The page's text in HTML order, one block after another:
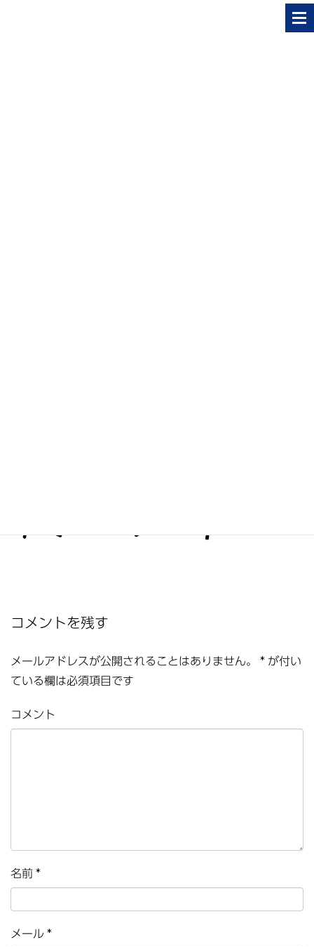
コメントを残す
メールアドレスが公開されることはありません。 * が付い
ている欄は必須項目です
コメント
名前 *
メール *